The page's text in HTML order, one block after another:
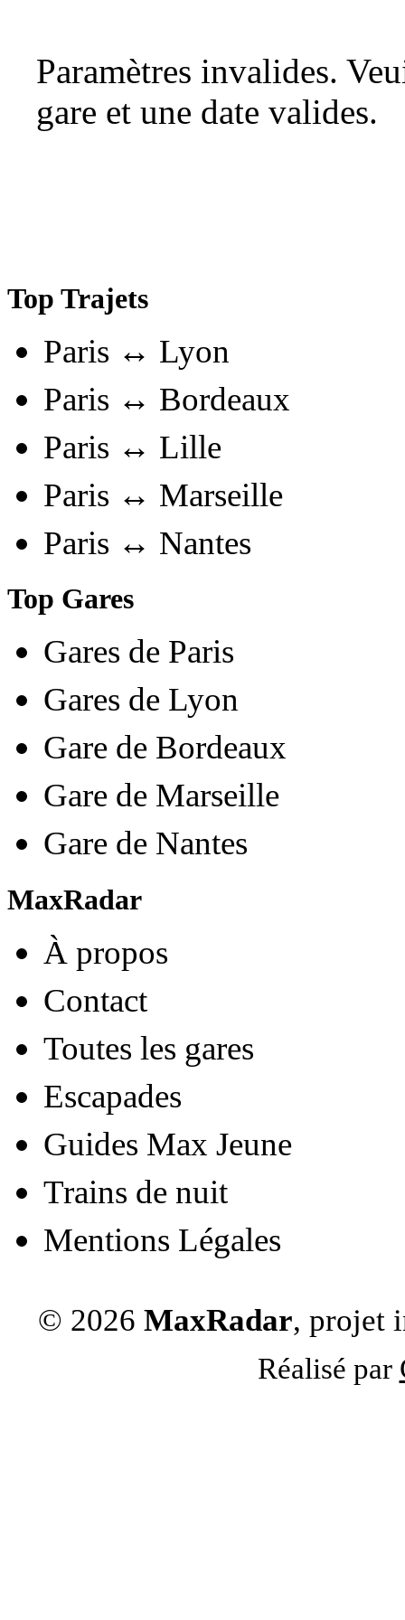
Paramètres invalides.
gare et une date valides.
Top Trajets
Paris ↔ Lyon
Paris ↔ Bordeaux
Paris ↔ Lille
Paris ↔ Marseille
Paris ↔ Nantes
Top Gares
Gares de Paris
Gares de Lyon
Gare de Bordeaux
Gare de Marseille
Gare de Nantes
MaxRadar
À propos
Contact
Toutes les gares
Escapades
Guides Max Jeune
Trains de nuit
Mentions Légales
© 2026 MaxRadar, projet
Réalisé par